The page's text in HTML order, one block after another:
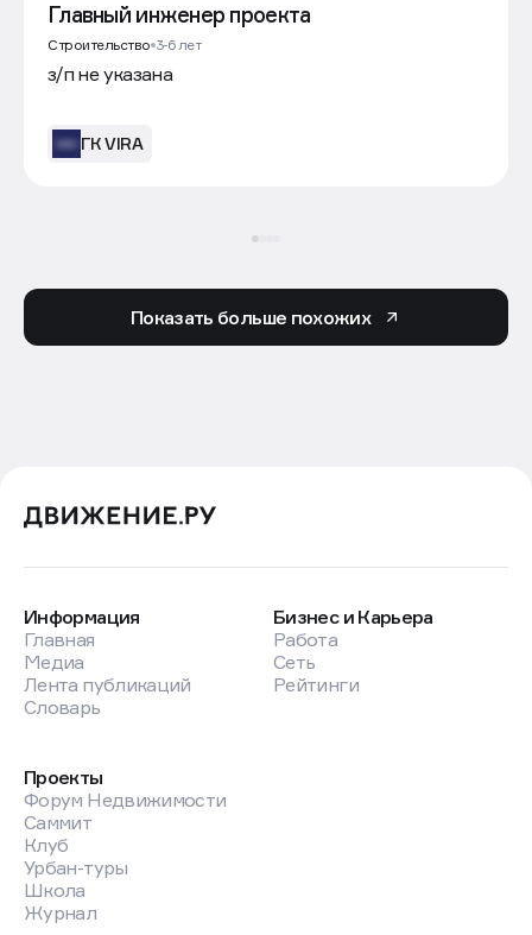
Главный инженер проекта
Строительство 3-6 лет
з/п не указана
ГК VIRA
Показать больше похожих
Информация
Главная
Медиа
Лента публикаций
Словарь
Бизнес и Карьера
Работа
Сеть
Рейтинги
Проекты
Форум Недвижимости
Саммит
Клуб
Урбан-туры
Школа
Журнал